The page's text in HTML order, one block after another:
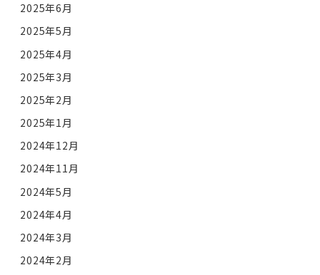
2025年6月
2025年5月
2025年4月
2025年3月
2025年2月
2025年1月
2024年12月
2024年11月
2024年5月
2024年4月
2024年3月
2024年2月